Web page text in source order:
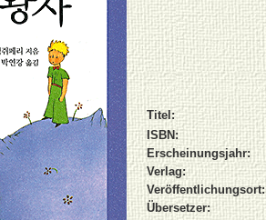
Titel:
ISBN:
Erscheinungsjahr:
Verlag:
Veröffentlichungsort:
Übersetzer: